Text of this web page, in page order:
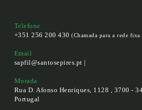
Telefone
+351 256 200 430(Chamada para a rede
Email
sapfil@santosepires.pt |
Morada
Rua D. Afonso Henriques, 1128 , 3700 -
Portugal